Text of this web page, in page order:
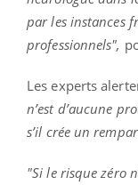
par les instances
professionnels",
Les experts
n’est d’aucune
s’il crée un
"Si le risque zéro